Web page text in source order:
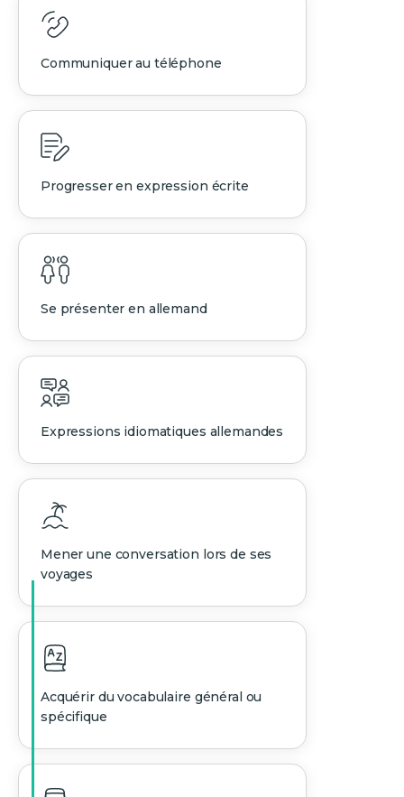
Communiquer au téléphone
Progresser en expression écrite
Se présenter en allemand
Expressions idiomatiques allemandes
Mener une conversation lors de ses
voyages
Acquérir du vocabulaire général ou
spécifique